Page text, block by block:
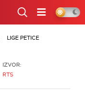
LIGE PETICE
IZVOR:
RTS